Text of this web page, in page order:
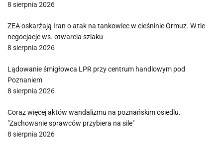
8 sierpnia 2026
ZEA oskarżają Iran o atak na tankowiec w cieśninie Ormuz. W tle
negocjacje ws. otwarcia szlaku
8 sierpnia 2026
Lądowanie śmigłowca LPR przy centrum handlowym pod
Poznaniem
8 sierpnia 2026
Coraz więcej aktów wandalizmu na poznańskim osiedlu.
"Zachowanie sprawców przybiera na sile"
8 sierpnia 2026